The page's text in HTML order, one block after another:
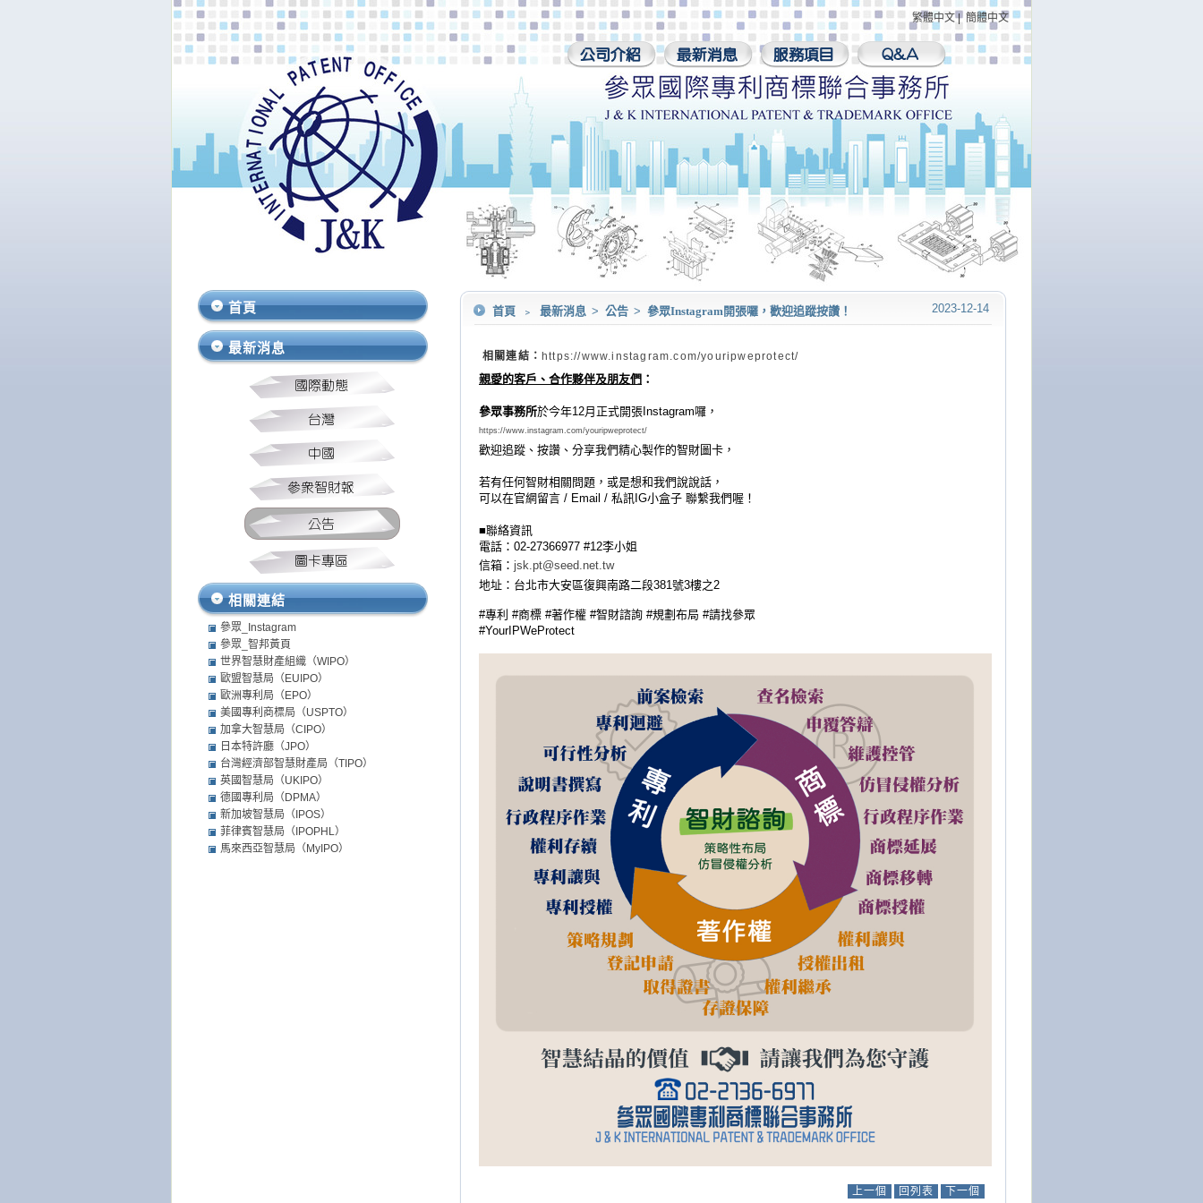
繁體中文| 簡體中文
首頁 ﹥ 最新消息 > 公告 > 參眾Instagram開張囉，歡迎追蹤按讚！ 2023-12-14
相關連結： https://www.instagram.com/youripweprotect/
親愛的客戶、合作夥伴及朋友們 ：
參眾事務所於今年12月正式開張Instagram囉，
https://www.instagram.com/youripweprotect/
歡迎追蹤、按讚、分享我們精心製作的智財圖卡，
若有任何智財相關問題，或是想和我們說說話，
可以在官網留言 / Email / 私訊IG小盒子 聯繫我們喔！
■聯絡資訊
電話：02-27366977 #12李小姐
信箱： jsk.pt@seed.net.tw
地址：台北市大安區復興南路二段381號3樓之2
#專利 #商標 #著作權 #智財諮詢 #規劃布局 #請找參眾
#YourIPWeProtect
上一個 回列表 下一個
首頁
最新消息
相關連結
參眾_Instagram
參眾_智邦黃頁
世界智慧財產組織（WIPO）
歐盟智慧局（EUIPO）
歐洲專利局（EPO）
美國專利商標局（USPTO）
加拿大智慧局（CIPO）
日本特許廳（JPO）
台灣經濟部智慧財產局（TIPO）
英國智慧局（UKIPO）
德國專利局（DPMA）
新加坡智慧局（IPOS）
菲律賓智慧局（IPOPHL）
馬來西亞智慧局（MyIPO）